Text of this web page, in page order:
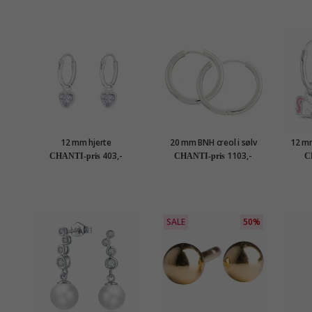
12 mm hjerte
lavendelfarget zirkon creol
i sølv - Little Ones
CHANTI-pris 403,-
20 mm BNH creol i sølv
CHANTI-pris 1103,-
12
SALE 50%